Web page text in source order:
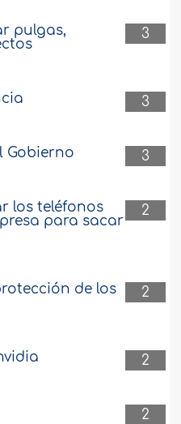
3
pulgas,
3
3
Gobierno
2
los teléfonos
para sacar
2
de los
2
2